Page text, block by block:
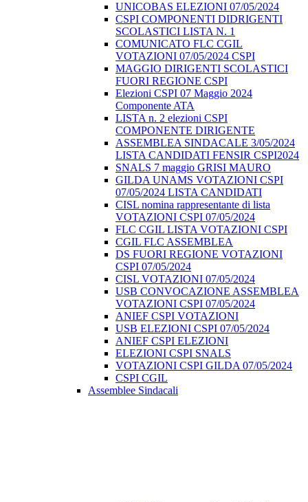
UNICOBAS ELEZIONI 07/05/2024
CSPI COMPONENTI DIDRIGENTI
SCOLASTICI LISTA N. 1
COMUNICATO FLC CGIL
VOTAZIONI 07/05/2024 CSPI
MAGGIO DIRIGENTI SCOLASTICI
FUORI REGIONE CSPI
Elezioni CSPI 07 Maggio 2024
Componente ATA
LISTA n. 2 elezioni CSPI
COMPONENTE DIRIGENTE
ASSEMBLEA SINDACALE 3/05/2024
LISTA CANDIDATI FENSIR CSPI2024
SNALS 7 maggio GRISI MAURO
GILDA UNAMS VOTAZIONI CSPI
07/05/2024 LISTA CANDIDATI
CISL nomina rappresentante di lista
VOTAZIONI CSPI 07/05/2024
FLC CGIL LISTA VOTAZIONI CSPI
CGIL FLC ASSEMBLEA
DS FUORI REGIONE VOTAZIONI
CSPI 07/05/2024
CISL VOTAZIONI 07/05/2024
USB CONVOCAZIONE ASSEMBLEA
VOTAZIONI CSPI 07/05/2024
ANIEF CSPI VOTAZIONI
USB ELEZIONI CSPI 07/05/2024
ANIEF CSPI ELEZIONI
ELEZIONI CSPI SNALS
VOTAZIONI CSPI GILDA 07/05/2024
CSPI CGIL
Assemblee Sindacali